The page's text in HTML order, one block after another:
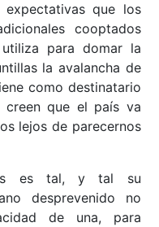
que los
cooptados
para domar la
la avalancha de
como destinatario
creen que el país va
lejos de parecernos
es tal, y tal su
desprevenido no
de una, para